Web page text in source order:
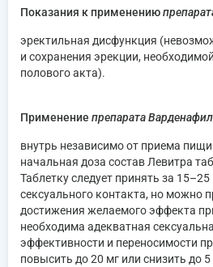
Показания к применению
эректильная дисфункция
и сохранения эрекции,
полового акта).
Применение препарата
внутрь независимо от приема
начальная доза состав Левитра
Таблетку следует принять за
сексуального контакта, но можно
достижения желаемого эффекта
необходима адекватная
эффективности и переносимости
повысить до 20 мг или снизить до